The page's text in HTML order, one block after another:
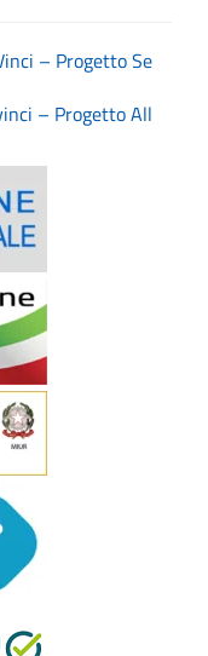
– Progetto Se
– Progetto All